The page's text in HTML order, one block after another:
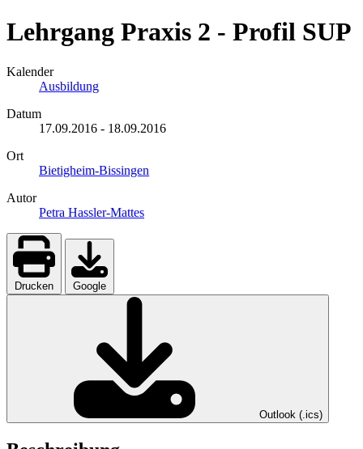
Lehrgang Praxis 2 - Profil SUP
Kalender
Ausbildung
Datum
17.09.2016 - 18.09.2016
Ort
Bietigheim-Bissingen
Autor
Petra Hassler-Mattes
Drucken Google
Outlook (.ics)